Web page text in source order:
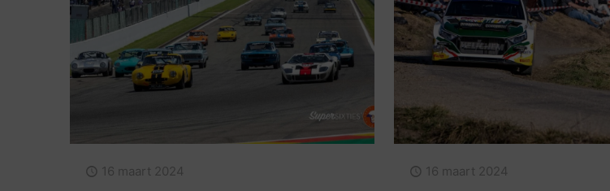
16 maart 2024 16 maart 2024